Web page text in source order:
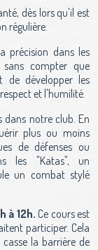
dès lors qu'il est
régulière.
précision dans les
compter que
de développer les
et l'humilité.
dans notre club. En
plus ou moins
de défenses ou
les "Katas", un
un combat stylé
à 12h.Ce cours est
participer. Cela
la barrière de